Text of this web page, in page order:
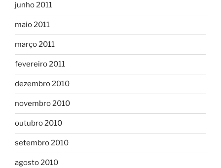
junho 2011
maio 2011
março 2011
fevereiro 2011
dezembro 2010
novembro 2010
outubro 2010
setembro 2010
agosto 2010